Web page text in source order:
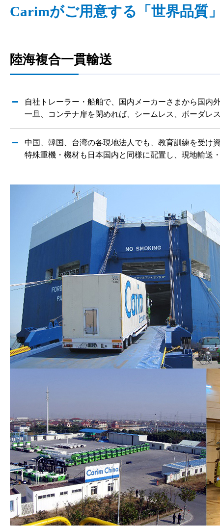
Carimがご用意する「世界品質
陸海複合一貫輸送
自社トレーラー・船舶で、国内メーカーさまから国内
一旦、コンテナ扉を閉めれば、シームレス、ボーダレ
中国、韓国、台湾の各現地法人でも、教育訓練を受け
特殊重機・機材も日本国内と同様に配置し、現地輸送